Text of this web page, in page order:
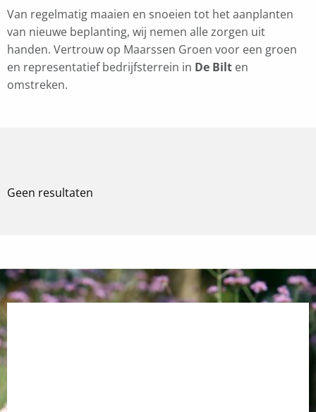
Van regelmatig maaien en snoeien tot het aanplanten
van nieuwe beplanting, wij nemen alle zorgen uit
handen. Vertrouw op Maarssen Groen voor een groen
en representatief bedrijfsterrein in De Bilt en
omstreken.
Geen resultaten